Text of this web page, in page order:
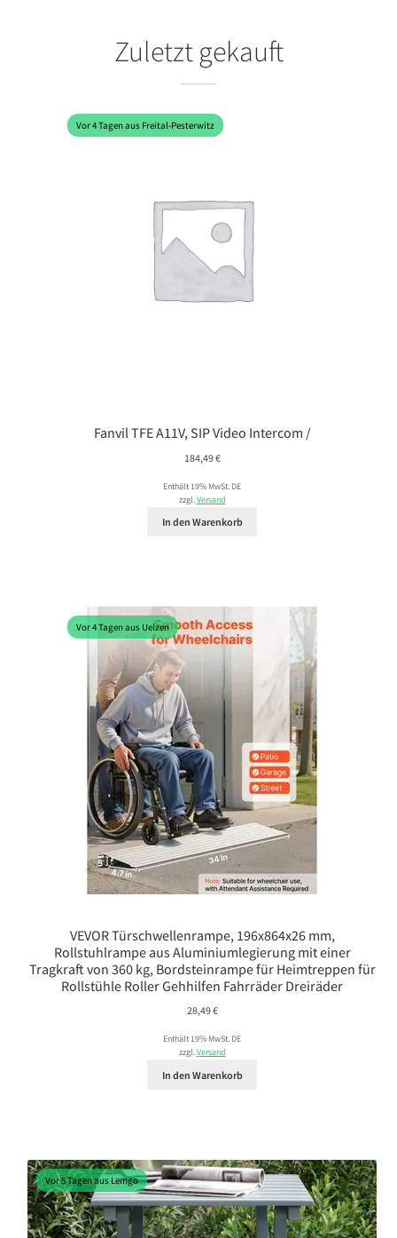
Zuletzt gekauft
Vor 4 Tagen aus Freital-Pesterwitz
Fanvil TFE A11V, SIP Video Intercom /
184,49€
Enthält 19% MwSt. DE
zzgl.Versand
In den Warenkorb
Vor 4 Tagen aus Uelzen
VEVOR Türschwellenrampe, 196x864x26 mm,
Rollstuhlrampe aus Aluminiumlegierung mit einer
Tragkraft von 360 kg, Bordsteinrampe für Heimtreppen für
Rollstühle Roller Gehhilfen Fahrräder Dreiräder
28,49€
Enthält 19% MwSt. DE
zzgl.Versand
In den Warenkorb
Vor 5 Tagen aus Lemgo